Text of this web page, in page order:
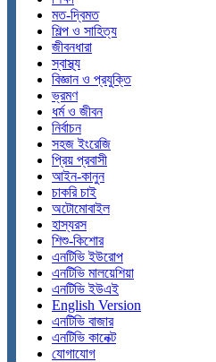
মত-দ্বিমত
শিল্প ও সাহিত্য
জীবনধারা
স্বাস্থ্য
বিজ্ঞান ও প্রযুক্তি
ভ্রমণ
ধর্ম ও জীবন
নির্বাচন
সহজ ইংরেজি
প্রিয় প্রবাসী
আইন-কানুন
চাকরি চাই
অটোমোবাইল
হাস্যরস
শিশু-কিশোর
এনটিভি ইউরোপ
এনটিভি মালয়েশিয়া
এনটিভি ইউএই
English Version
এনটিভি বাজার
এনটিভি কানেক্ট
যোগাযোগ